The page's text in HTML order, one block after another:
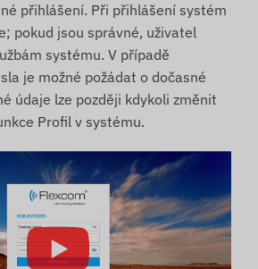
přihlášení. Při přihlášení systém
pokud jsou správné, uživatel
systému. V případě
je možné požádat o dočasné
údaje lze později kdykoli změnit
Profil v systému.